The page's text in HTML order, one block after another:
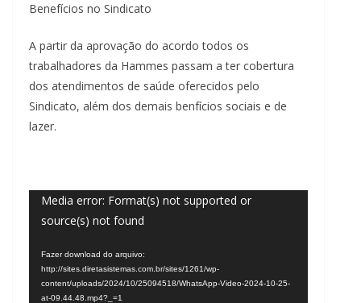
Benefícios no Sindicato
A partir da aprovação do acordo todos os
trabalhadores da Hammes passam a ter cobertura
dos atendimentos de saúde oferecidos pelo
Sindicato, além dos demais benfícios sociais e de
lazer.
Tocador
de
Media error: Format(s) not supported or
source(s) not found
Fazer download do arquivo:
http://sites.diretasistemas.com.br/sites/1261/wp-
content/uploads/2024/10/25094518/WhatsApp-Video-2024-10-25-
at-09.44.48.mp4?_=1